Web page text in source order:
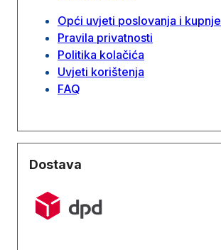
Opći uvjeti poslovanja i kupnje
Pravila privatnosti
Politika kolačića
Uvjeti korištenja
FAQ
Dostava